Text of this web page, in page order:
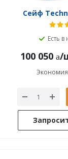
Сейф
Есть
100 050 /
Экономия